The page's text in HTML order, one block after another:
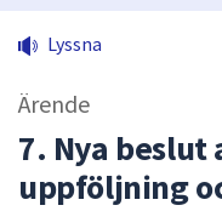
Lyssna
Ärende
7. Nya beslut
uppföljning